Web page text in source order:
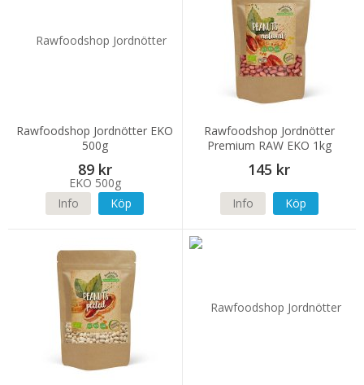
Rawfoodshop Jordnötter EKO
500g
89 kr
Info Köp
Rawfoodshop Jordnötter
Premium RAW EKO 1kg
145 kr
Info Köp